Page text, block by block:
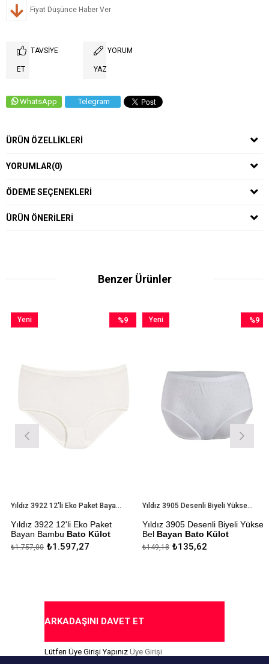
Fiyat Düşünce Haber Ver
TAVSIYE
ET
YORUM
YAZ
WhatsApp Telegram
ÜRÜN ÖZELLIKLERI
YORUMLAR(0)
ÖDEME SEÇENEKLERI
ÜRÜN ÖNERILERI
Benzer Ürünler
Yıldız 3922 12'li Eko Paket Bayan Bambu Bato Külot
Yıldız 3922 12'li Eko Paket
Bayan BambuBato Külot
Çekmezlik Sanfor Testi
₺1.597,27
₺1.757,00
%9
Yeni
Yıldız 3905 Desenli Biyeli Yüksek Bel Bayan Bato Külot
Yıldız 3905 Desenli Biyeli Yüksek
BelBayan Bato Külot
Çekmezlik Sanfor Testi
₺135,62
₺149,18
%9
Yeni
ARKADAŞINI DAVET ET
Lütfen Üye Girişi Yapınız Üye Girişi